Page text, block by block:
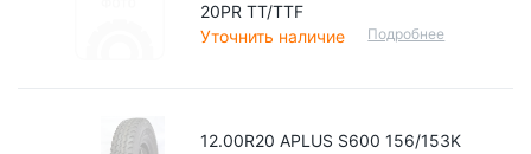
20PR TT/TTF
Уточнить наличие
Подробнее
12.00R20 APLUS S600 156/153K